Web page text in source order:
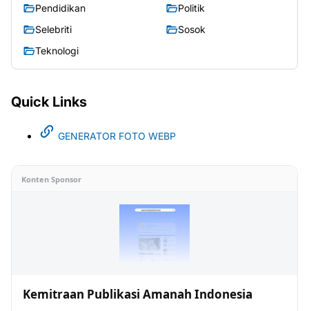
Pendidikan
Politik
Selebriti
Sosok
Teknologi
Quick Links
GENERATOR FOTO WEBP
Konten Sponsor
Kemitraan Publikasi Amanah Indonesia